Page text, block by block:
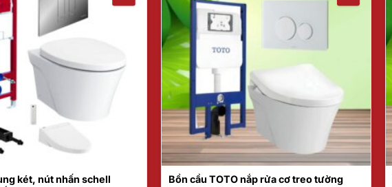
két, nút nhấn schell
Bồn cầu TOTO nắp rửa cơ treo tường